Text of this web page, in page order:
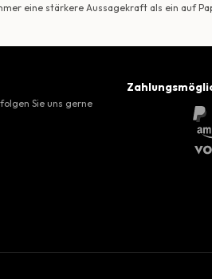
eine stärkere Aussagekraft als ein auf
Sie uns gerne